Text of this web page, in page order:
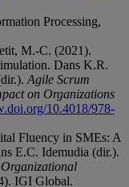
Processing,
M.-C. (2021).
Dans K.R.
Agile Scrum
on Organizations
10.4018/978-
Fluency in SMEs: A
E.C. Idemudia (dir.).
IGI Global.